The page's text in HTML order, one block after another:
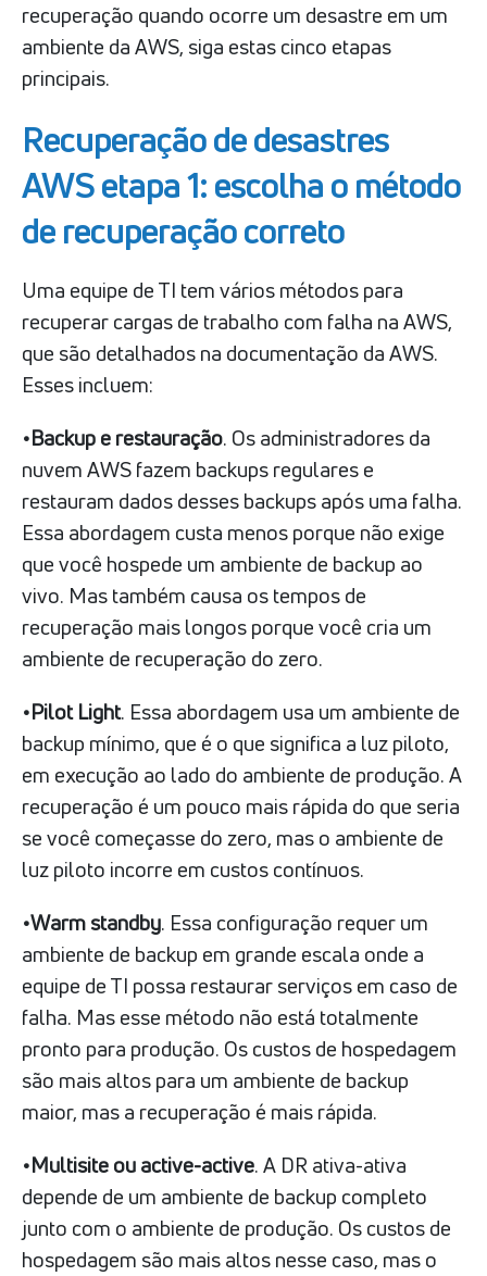
recuperação quando ocorre um desastre em um
ambiente da AWS, siga estas cinco etapas
principais.
Recuperação de desastres
AWS etapa 1: escolha o método
de recuperação correto
Uma equipe de TI tem vários métodos para
recuperar cargas de trabalho com falha na AWS,
que são detalhados na documentação da AWS.
Esses incluem:
•Backup e restauração. Os administradores da
nuvem AWS fazem backups regulares e
restauram dados desses backups após uma falha.
Essa abordagem custa menos porque não exige
que você hospede um ambiente de backup ao
vivo. Mas também causa os tempos de
recuperação mais longos porque você cria um
ambiente de recuperação do zero.
•Pilot Light. Essa abordagem usa um ambiente de
backup mínimo, que é o que significa a luz piloto,
em execução ao lado do ambiente de produção. A
recuperação é um pouco mais rápida do que seria
se você começasse do zero, mas o ambiente de
luz piloto incorre em custos contínuos.
•Warm standby. Essa configuração requer um
ambiente de backup em grande escala onde a
equipe de TI possa restaurar serviços em caso de
falha. Mas esse método não está totalmente
pronto para produção. Os custos de hospedagem
são mais altos para um ambiente de backup
maior, mas a recuperação é mais rápida.
•Multisite ou active-active. A DR ativa-ativa
depende de um ambiente de backup completo
junto com o ambiente de produção. Os custos de
hospedagem são mais altos nesse caso, mas o